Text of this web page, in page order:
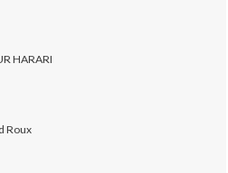
HARARI
Roux